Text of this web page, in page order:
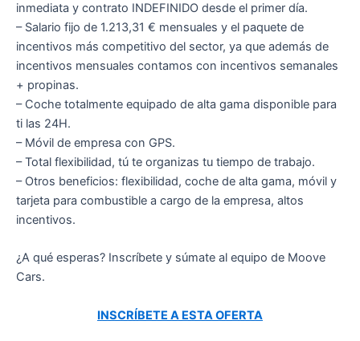
inmediata y contrato INDEFINIDO desde el primer día.
– Salario fijo de 1.213,31 € mensuales y el paquete de
incentivos más competitivo del sector, ya que además de
incentivos mensuales contamos con incentivos semanales
+ propinas.
– Coche totalmente equipado de alta gama disponible para
ti las 24H.
– Móvil de empresa con GPS.
– Total flexibilidad, tú te organizas tu tiempo de trabajo.
– Otros beneficios: flexibilidad, coche de alta gama, móvil y
tarjeta para combustible a cargo de la empresa, altos
incentivos.
¿A qué esperas? Inscríbete y súmate al equipo de Moove
Cars.
INSCRÍBETE A ESTA OFERTA